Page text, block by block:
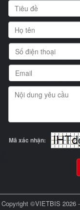
Mã xác nhận:
Copyright ©VIETBIS 2026